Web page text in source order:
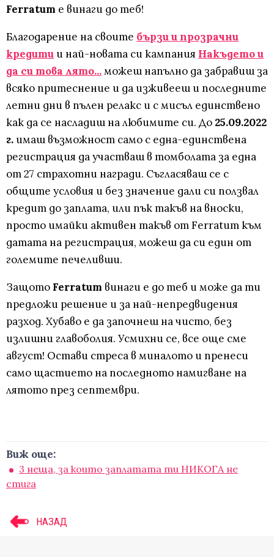
Ferratum е винаги до теб!
Благодарение на своите бързи и прозрачни
кредити и най-новата си кампания Накъдето и
да си това лято...можеш напълно да забравиш за
всяко притеснение и да изживееш и последните
летни дни в пълен релакс и с мисъл единствено
как да се насладиш на любимите си. До 25.09.2022
г. имаш възможност само с една-единствена
регистрация да участваш в томболата за една
от 27 страхотни награди. Съгласяваш се с
общите условия и без значение дали си ползвал
кредит до заплата, или пък такъв на вноски,
просто имайки активен такъв от Ferratum към
датата на регистрация, можеш да си един от
големите печеливши.
Защото Ferratum винаги е до теб и може да ти
предложи решение и за най-непредвидения
разход. Хубаво е да започнеш на чисто, без
излишни главоболия. Усмихни се, все още сме
август! Остави стреса в миналото и пренеси
само щастието на последното намигване на
лятото през септември.
Виж още:
3 неща, за които заплатата ти НИКОГА не
стига
НАЗАД